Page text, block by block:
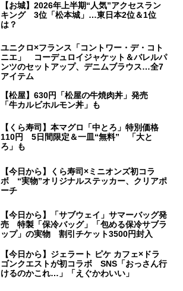
【お城】2026年上半期“人気”アクセスラン
キング 3位「松本城」…東日本2位＆1位
は？
ユニクロ×フランス「コントワー・デ・コト
ニエ」 コーデュロイジャケット＆バレルパ
ンツのセットアップ、デニムブラウス…全7
アイテム
【松屋】630円「松屋の牛焼肉丼」発売
「牛カルビホルモン丼」も
【くら寿司】本マグロ「中とろ」特別価格
110円 5日間限定＆一皿“無料” 「大と
ろ」も
【今日から】くら寿司×ミニオンズ初コラ
ボ “実物”オリジナルステッカー、クリアポ
ーチ
【今日から】「サブウェイ」サマーバッグ発
売 特製「保冷バッグ」「包める保冷サブラ
ップ」の実物 割引チケット3500円封入
【今日から】ジェラート ピケ カフェ×ドラ
ゴンクエストが初コラボ SNS「おっさん行
けるのかこれ…」「えぐかわいい」